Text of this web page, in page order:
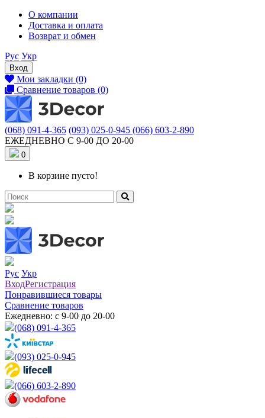
О компании
Доставка и оплата
Возврат и обмен
Рус Укр
Вход
Мои закладки (0)
Сравнение товаров (0)
(068) 091-4-365 (093) 025-0-945 (066) 603-2-890
ЕЖЕДНЕВНО С 9-00 ДО 20-00
0
В корзине пусто!
Рус Укр
ВходРегистрация
Понравившиеся товары
Сравнение товаров
Ежедневно: с 9-00 до 20-00
(068) 091-4-365
(093) 025-0-945
(066) 603-2-890